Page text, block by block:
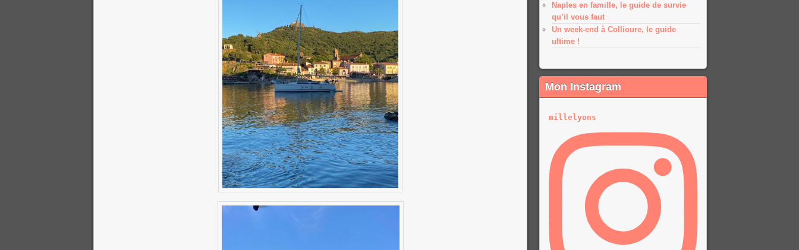
Naples en famille, le guide de survie
qu’il vous faut
Un week-end à Collioure, le guide
ultime !
Mon Instagram
millelyons